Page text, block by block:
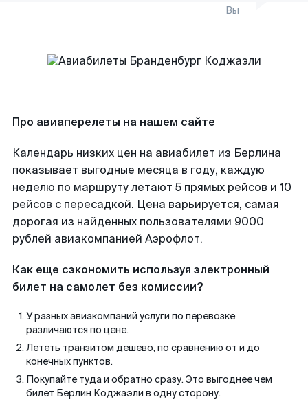
Вы
Про авиаперелеты на нашем сайте
Календарь низких цен на авиабилет из Берлина
показывает выгодные месяца в году, каждую
неделю по маршруту летают 5 прямых рейсов и 10
рейсов с пересадкой. Цена варьируется, самая
дорогая из найденных пользователями 9000
рублей авиакомпанией Аэрофлот.
Как еще сэкономить используя электронный
билет на самолет без комиссии?
У разных авиакомпаний услуги по перевозке
различаются по цене.
Лететь транзитом дешево, по сравнению от и до
конечных пунктов.
Покупайте туда и обратно сразу. Это выгоднее чем
билет Берлин Коджаэли в одну сторону.